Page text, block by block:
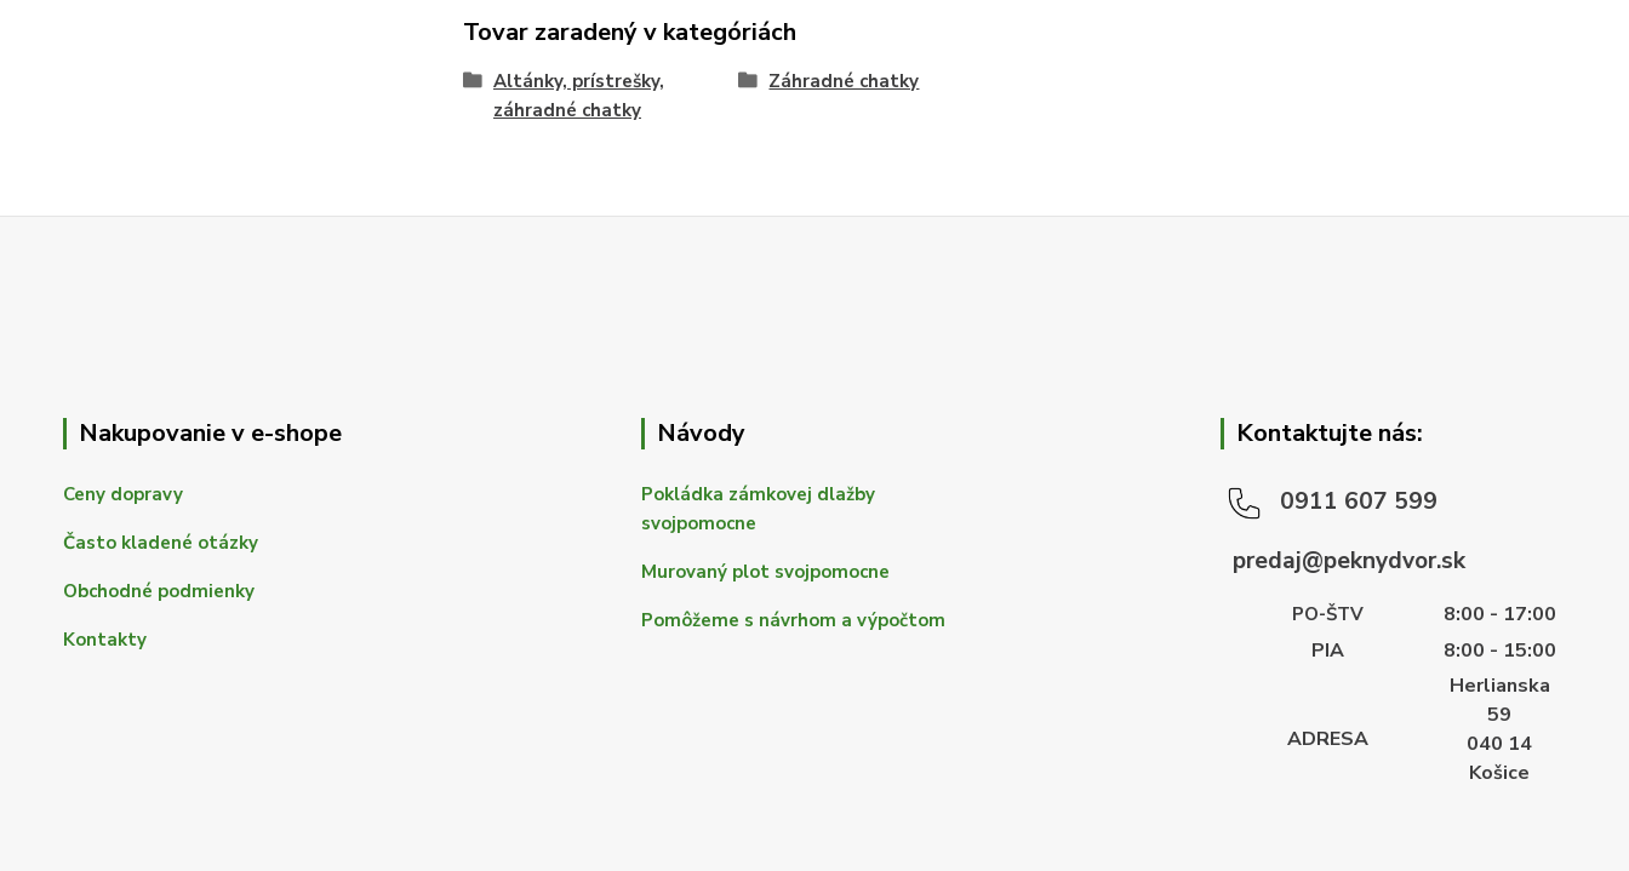
Tovar zaradený v kategóriách
Altánky, prístrešky,
záhradné chatky
Záhradné chatky
Nakupovanie v e-shope
Ceny dopravy
Často kladené otázky
Obchodné podmienky
Kontakty
Návody
Pokládka zámkovej dlažby
svojpomocne
Murovaný plot svojpomocne
Pomôžeme s návrhom a výpočtom
Kontaktujte nás:
0911 607 599
predaj@peknydvor.sk
PO-ŠTV
8:00 - 17:00
PIA
8:00 - 15:00
ADRESA
Herlianska
59
040 14
Košice